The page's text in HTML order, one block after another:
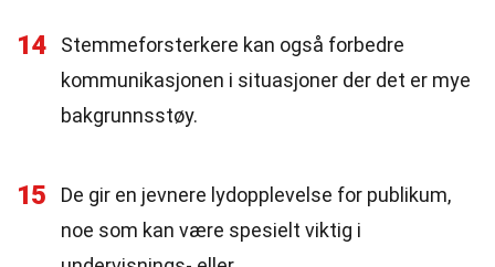
14
Stemmeforsterkere kan også forbedre
kommunikasjonen i situasjoner der det er mye
bakgrunnsstøy.
15
De gir en jevnere lydopplevelse for publikum,
noe som kan være spesielt viktig i